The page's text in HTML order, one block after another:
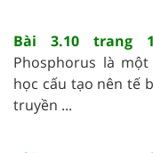
Bài 3.10 trang
Phosphorus là
học cấu tạo nên tế
truyền ...